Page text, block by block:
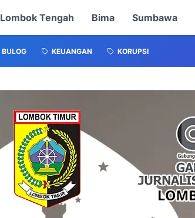
Lombok Tengah Bima Sumbawa
BULOG KEUANGAN KORUPSI